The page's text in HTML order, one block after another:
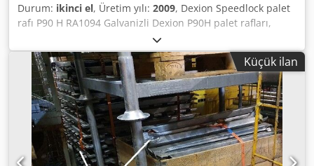
Durum: ikinci el, Üretim yılı: 2009, Dexion Speedlock palet
rafı P90 H RA1094 Galvanizli Dexion P90H palet rafları,
palet depolamanız için idealdir ve her gereksinim için son
derece verimli, esnek bir çözüm sunar. Ürün bilgileri: - P90
H tipi dik çerçeve, birbirine vidalanmış dolgu paneli -
Yükseklik x derinlik 8.450 x 1.100 mm - Direk genişliği 90
mm. Kiriş tipi SLI 2,700 mm kilitleme pimleri dahil - Eşit
dağıtılmış yük ile raf yükü 1.200 kg - Sahada zemin
sabitleme Csdpfsk Aa Dzsx Afwsrf örnek Temel bölme
uzunluğu 2.880 mm + ek bölme uzunluğu 2.790 mm Temel
alan şunlardan oluşur: 2 adet dik çerçeve 10 adet. kilitleme
Küçük ilan